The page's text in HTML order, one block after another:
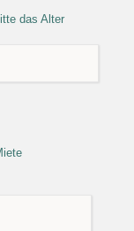
das Alter